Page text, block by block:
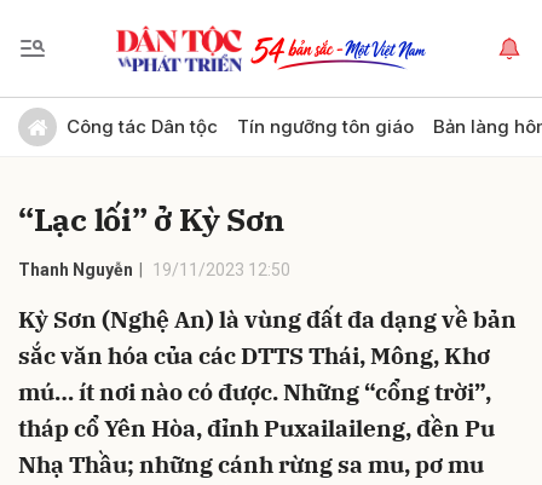
Công tác Dân tộc Tín ngưỡng tôn giáo Bản làng
“Lạc lối” ở Kỳ Sơn
Thanh Nguyễn 19/11/2023 12:50
Kỳ Sơn (Nghệ An) là vùng đất đa dạng về bản
sắc văn hóa của các DTTS Thái, Mông, Khơ
mú… ít nơi nào có được. Những “cổng trời”,
tháp cổ Yên Hòa, đỉnh Puxailaileng, đền Pu
Nhạ Thầu; những cánh rừng sa mu, pơ mu
Gửi bình luận
Hủy Gửi